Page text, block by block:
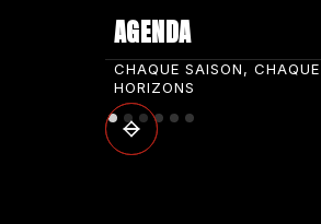
AGENDA
CHAQUE SAISON,
HORIZONS